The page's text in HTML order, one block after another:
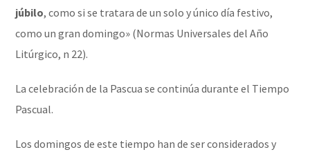
júbilo, como si se tratara de un solo y único día festivo,
como un gran domingo» (Normas Universales del Año
Litúrgico, n 22).
La celebración de la Pascua se continúa durante el Tiempo
Pascual.
Los domingos de este tiempo han de ser considerados y